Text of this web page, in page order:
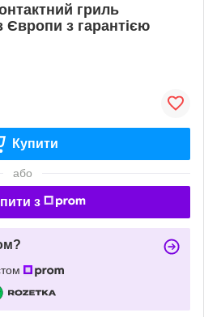
гриль
Європи з гарантією
Купити
або
з